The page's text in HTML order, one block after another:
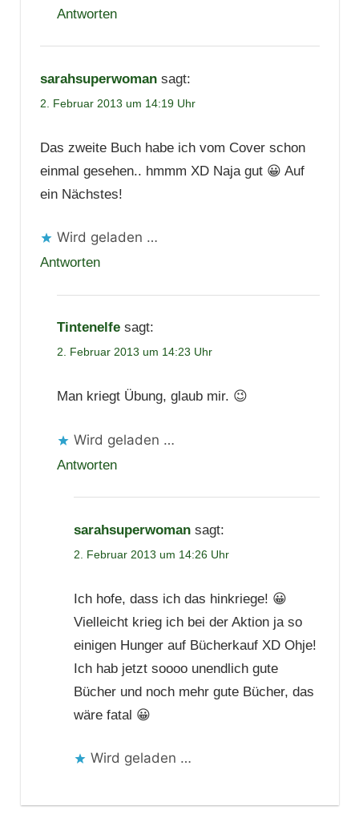
Antworten
sarahsuperwoman sagt:
2. Februar 2013 um 14:19 Uhr
Das zweite Buch habe ich vom Cover schon
einmal gesehen.. hmmm XD Naja gut 😀 Auf
ein Nächstes!
Wird geladen …
Antworten
Tintenelfe sagt:
2. Februar 2013 um 14:23 Uhr
Man kriegt Übung, glaub mir. 😉
Wird geladen …
Antworten
sarahsuperwoman sagt:
2. Februar 2013 um 14:26 Uhr
Ich hofe, dass ich das hinkriege! 😀
Vielleicht krieg ich bei der Aktion ja so
einigen Hunger auf Bücherkauf XD Ohje!
Ich hab jetzt soooo unendlich gute
Bücher und noch mehr gute Bücher, das
wäre fatal 😀
Wird geladen …